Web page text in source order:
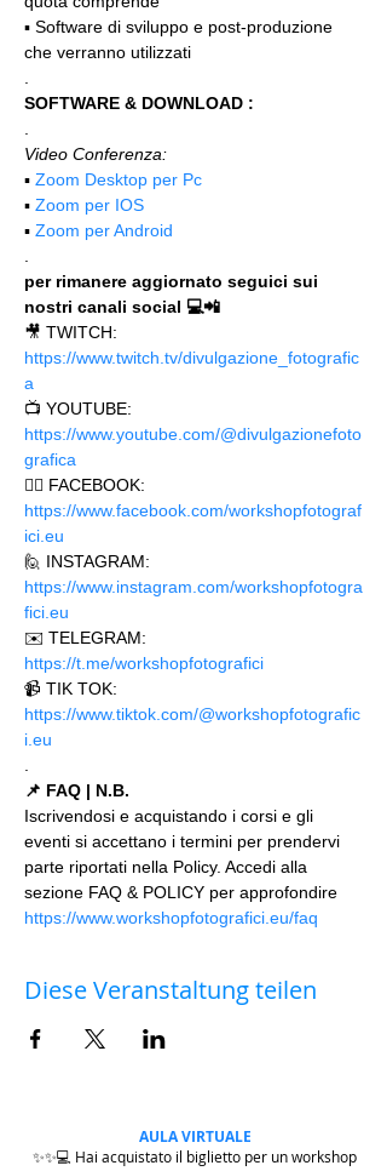
▪️ Software di sviluppo e post-produzione
che verranno utilizzati
SOFTWARE & DOWNLOAD :
Video Conferenza:
▪️ Zoom Desktop per Pc
▪️ Zoom per IOS
▪️ Zoom per Android
per rimanere aggiornato seguici sui
nostri canali social 💻📲
🎥 TWITCH:
https://www.twitch.tv/divulgazione_fotografic
a
📺 YOUTUBE:
https://www.youtube.com/@divulgazionefoto
grafica
🙋‍♂️ FACEBOOK:
https://www.facebook.com/workshopfotograf
ici.eu
🙋 INSTAGRAM:
https://www.instagram.com/workshopfotogra
fici.eu
✉️ TELEGRAM:
https://t.me/workshopfotografici
📹 TIK TOK:
https://www.tiktok.com/@workshopfotografic
i.eu
📌 FAQ | N.B.
Iscrivendosi e acquistando i corsi e gli
eventi si accettano i termini per prendervi
parte riportati nella Policy. Accedi alla
sezione FAQ & POLICY per approfondire
https://www.workshopfotografici.eu/faq
Diese Veranstaltung teilen
AULA VIRTUALE
✨✨💻 Hai acquistato il biglietto per un workshop